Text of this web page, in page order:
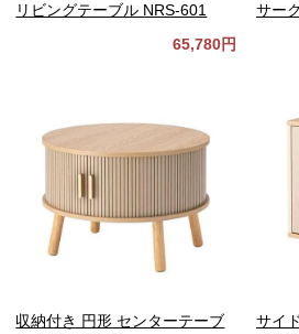
リビングテーブル NRS-601
65,780円
サー
収納付き 円形 センターテーブ
サイ